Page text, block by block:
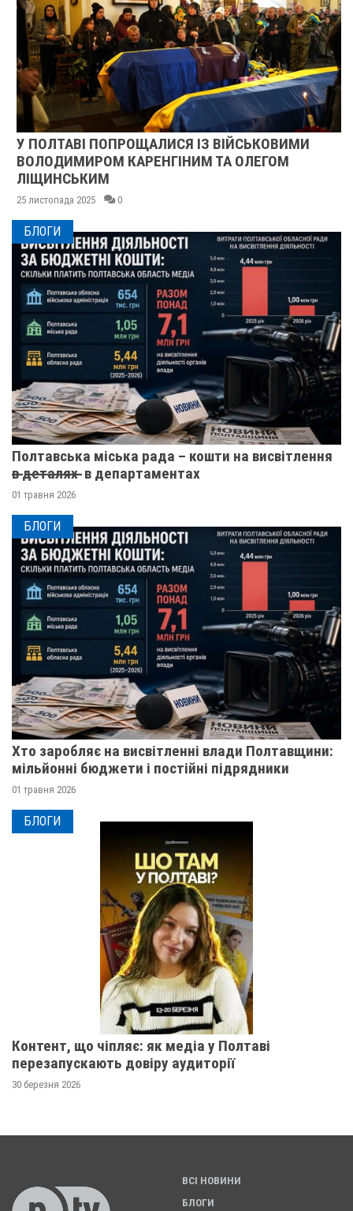
У ПОЛТАВІ ПОПРОЩАЛИСЯ ІЗ ВІЙСЬКОВИМИ
ВОЛОДИМИРОМ КАРЕНГІНИМ ТА ОЛЕГОМ
ЛІЩИНСЬКИМ
25 листопада 2025 0
БЛОГИ
Полтавська міська рада – кошти на висвітлення
в̶ ̶д̶е̶т̶а̶л̶я̶х̶ ̶ в департаментах
01 травня 2026
БЛОГИ
Хто заробляє на висвітленні влади Полтавщини:
мільйонні бюджети і постійні підрядники
01 травня 2026
БЛОГИ
Контент, що чіпляє: як медіа у Полтаві
перезапускають довіру аудиторії
30 березня 2026
ВСІ НОВИНИ
БЛОГИ